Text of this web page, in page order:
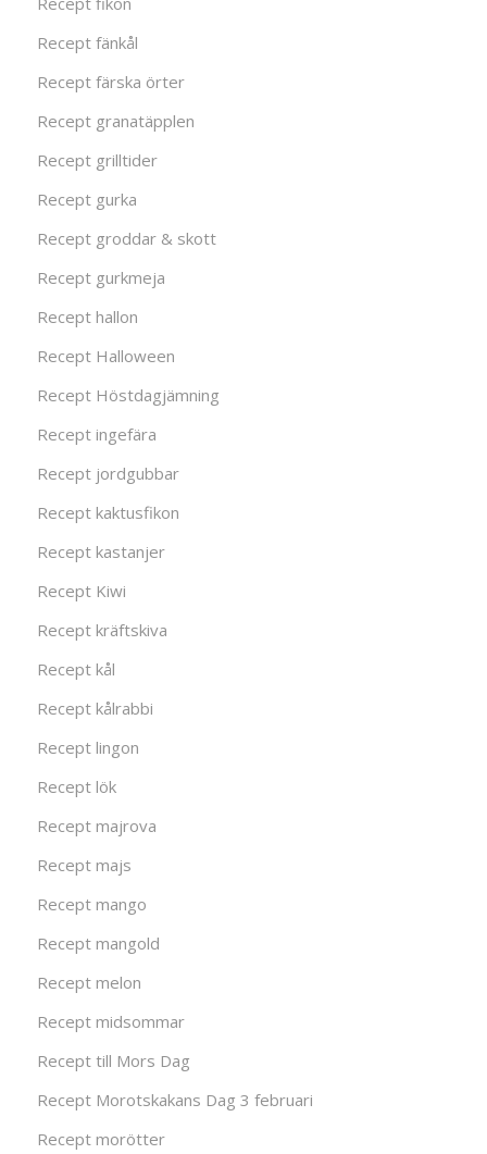
Recept fänkål
Recept färska örter
Recept granatäpplen
Recept grilltider
Recept gurka
Recept groddar & skott
Recept gurkmeja
Recept hallon
Recept Halloween
Recept Höstdagjämning
Recept ingefära
Recept jordgubbar
Recept kaktusfikon
Recept kastanjer
Recept Kiwi
Recept kräftskiva
Recept kål
Recept kålrabbi
Recept lingon
Recept lök
Recept majrova
Recept majs
Recept mango
Recept mangold
Recept melon
Recept midsommar
Recept till Mors Dag
Recept Morotskakans Dag 3 februari
Recept morötter